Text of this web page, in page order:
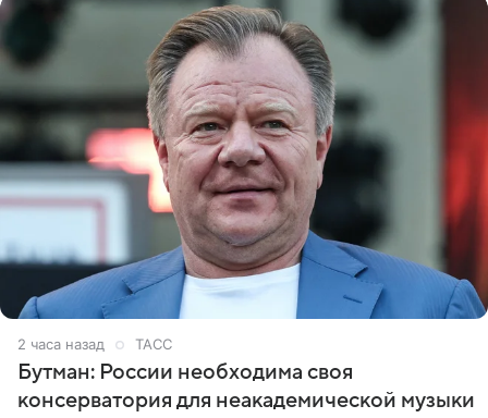
2 часа назад ТАСС
Бутман: России необходима своя
консерватория для неакадемической музыки